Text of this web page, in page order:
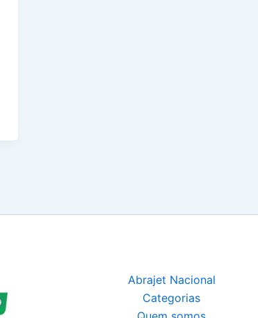
Abrajet Nacional
Categorias